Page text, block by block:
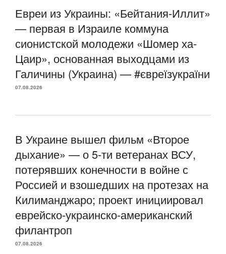
Евреи из Украины: «Бейтания-Иллит»
— первая в Израиле коммуна
сионистской молодежи «Шомер ха-
Цаир», основанная выходцами из
Галичины (Украина) — #євреїзукраїни
07.08.2026
В Украине вышел фильм «Второе
дыхание» — о 5-ти ветеранах ВСУ,
потерявших конечности в войне с
Россией и взошедших на протезах на
Килиманджаро; проект инициировал
еврейско-украинско-американский
филантроп
07.08.2026